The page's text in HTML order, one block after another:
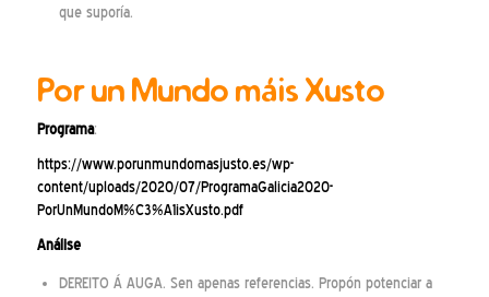
que suporía.
Por un Mundo máis Xusto
Programa:
https://www.porunmundomasjusto.es/wp-
content/uploads/2020/07/ProgramaGalicia2020-
PorUnMundoM%C3%A1isXusto.pdf
Análise
DEREITO Á AUGA. Sen apenas referencias. Propón potenciar a